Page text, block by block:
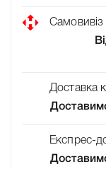
Самовивіз
Доставка
Експрес-